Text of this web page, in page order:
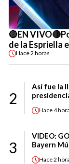
🔴EN
de la Espriella
Hace2 horas
2
Así fue la
Hace4
3
VIDEO:
Bayern
Hace2